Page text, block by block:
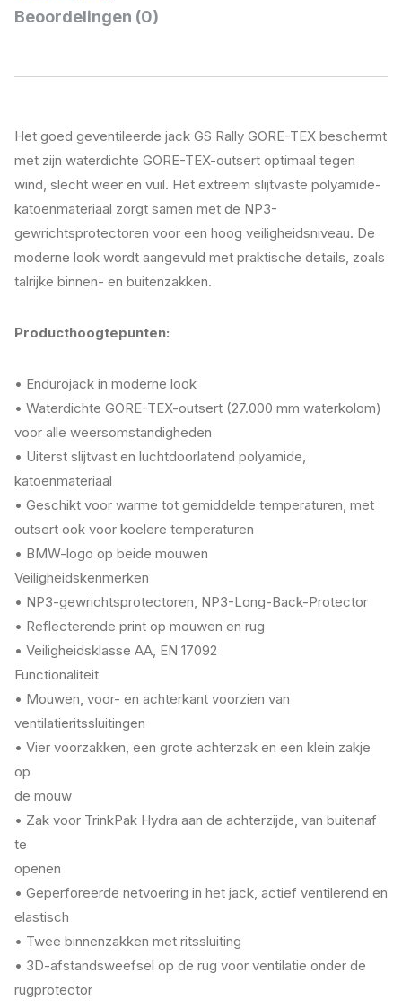
Beoordelingen (0)
Het goed geventileerde jack GS Rally GORE-TEX beschermt
met zijn waterdichte GORE-TEX-outsert optimaal tegen
wind, slecht weer en vuil. Het extreem slijtvaste polyamide-
katoenmateriaal zorgt samen met de NP3-
gewrichtsprotectoren voor een hoog veiligheidsniveau. De
moderne look wordt aangevuld met praktische details, zoals
talrijke binnen- en buitenzakken.
Producthoogtepunten:
• Endurojack in moderne look
• Waterdichte GORE-TEX-outsert (27.000 mm waterkolom)
voor alle weersomstandigheden
• Uiterst slijtvast en luchtdoorlatend polyamide,
katoenmateriaal
• Geschikt voor warme tot gemiddelde temperaturen, met
outsert ook voor koelere temperaturen
• BMW-logo op beide mouwen
Veiligheidskenmerken
• NP3-gewrichtsprotectoren, NP3-Long-Back-Protector
• Reflecterende print op mouwen en rug
• Veiligheidsklasse AA, EN 17092
Functionaliteit
• Mouwen, voor- en achterkant voorzien van
ventilatieritssluitingen
• Vier voorzakken, een grote achterzak en een klein zakje
op
de mouw
• Zak voor TrinkPak Hydra aan de achterzijde, van buitenaf
te
openen
• Geperforeerde netvoering in het jack, actief ventilerend en
elastisch
• Twee binnenzakken met ritssluiting
• 3D-afstandsweefsel op de rug voor ventilatie onder de
rugprotector